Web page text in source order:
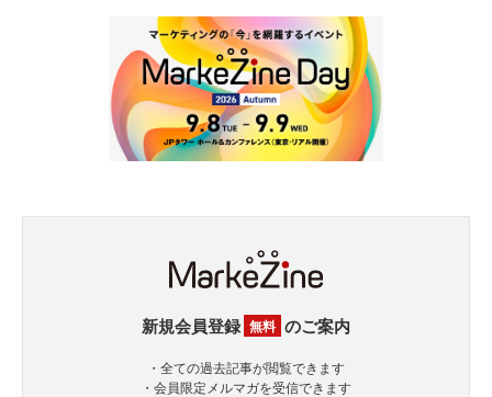
新規会員登録 無料 のご案内
・全ての過去記事が閲覧できます
・会員限定メルマガを受信できます